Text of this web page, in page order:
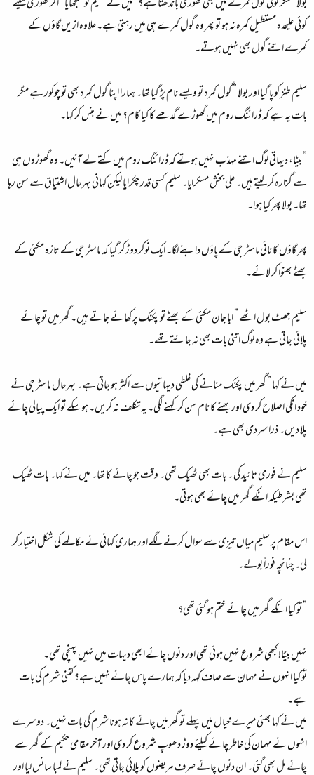
بولا ” مگر کوئی گول کمرے میں بھی گھوڑی باندھتا ہے؟ ”میں نے سلیم کو سمجھایا ” اگر گھوڑی کیلئے
کوئی علیحدہ مستطیل کمرہ نہ ہو تو پھر وہ گول کمرے ہی میں رہتی ہے۔ علاوہ ازیں گاؤں کے
کمرے اتنے گول بھی نہیں ہوتے۔
سلیم طنز کو پا گیا اور بولا ” گول کمرہ تو ویسے نام پڑ گیا تھا۔ ہمارا اپنا گول کمرہ بھی تو چوکور ہے مگر
بات یہ ہے کہ ڈرائنگ روم میں گھوڑے گدھے کا کیا کام؟ میں نے ہنس کر کہا۔
” بیٹا، دیہاتی لوگ اتنے مہذب نہیں ہوتے کہ ڈرائنگ روم میں کتے لے آئیں۔ وہ گھوڑوں ہی
سے گزارہ کر لیتے ہیں۔ علی بخش مسکرایا۔ سلیم کسی قدر چکرایا لیکن کہانی بہرحال اشتیاق سے سن رہا
تھا۔ بولا پھر کیا ہوا۔
پھر گاؤں کا نائی ماسٹر جی کے پاؤں دابنے لگا۔ ایک نوکر دوڑ کر گیا کہ ماسٹر جی کے تازہ مکئی کے
بھٹے بھنوا کر لائے۔
سلیم جھٹ بول اٹھے ” ابا جان مکئی کے بھٹے تو پکنک پر کھائے جاتے ہیں۔ گھر میں تو چائے
پلائی جاتی ہے وہ لوگ اتنی بات بھی نہ جانتے تھے۔
میں نے کہا ” گھر میں پکنک منانے کی غلطی دیہاتیوں سے اکثر ہو جاتی ہے۔ بہرحال ماسٹر جی نے
خود انکی اصلاح کر دی اور بھٹے کا نام سن کر کہنے لگی۔ یہ تکلف نہ کریں۔ ہو سکے تو ایک پیالی چائے
پلا دیں۔ ذرا سردی بھی ہے۔
سلیم نے فوری تائید کی ۔ بات بھی ٹھیک تھی۔ وقت جو چائے کا تھا۔ میں نے کہا۔ بات ٹھیک
تھی بشرطیکہ انکے گھر میں چائے بھی ہوتی۔
اس مقام پر سلیم میاں تیزی سے سوال کرنے لگے اور ہماری کہانی نے مکالمے کی شکل اختیار کر
لی۔ چنانچہ فوراً بولے۔
” تو کیا انکے گھر میں چائے ختم ہو گئی تھی؟
نہیں بیٹا! کبھی شروع نہیں ہوئی تھی اور دنوں چائے ابھی دیہات میں نہیں پہنچی تھی۔
تو کیا انہوں نے مہمان سے صاف کہہ دیا کہ ہمارے پاس چائے نہیں ہے؟ کتنی شرم کی بات
ہے۔
میں نے کہا بھئی میرے خیال میں پہلے تو گھر میں چائے کا نہ ہونا شرم کی بات نہیں۔ دوسرے
انہوں نے مہمان کی خاطر چائے کیلئے دوڑ دھوپ شروع کر دی اور آخر مقامی حکیم کے گھر سے
چائے مل بھی گئی۔ ان دنوں چائے صرف مریضوں کو پلائی جاتی تھی۔ سلیم نے لمبا سانس لیا اور